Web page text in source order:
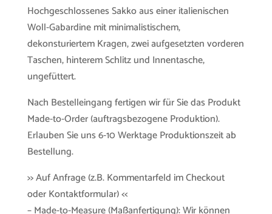
Hochgeschlossenes Sakko aus einer italienischen
Woll-Gabardine mit minimalistischem,
dekonsturiertem Kragen, zwei aufgesetzten vorderen
Taschen, hinterem Schlitz und Innentasche,
ungefüttert.
Nach Bestelleingang fertigen wir für Sie das Produkt
Made-to-Order (auftragsbezogene Produktion).
Erlauben Sie uns 6-10 Werktage Produktionszeit ab
Bestellung.
>> Auf Anfrage (z.B. Kommentarfeld im Checkout
oder Kontaktformular) <<
– Made-to-Measure (Maßanfertigung): Wir können